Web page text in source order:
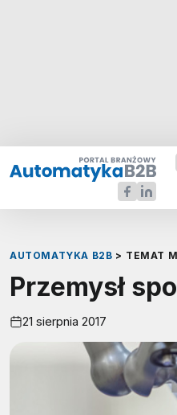
AUTOMATYKA B2B > TEMAT
Przemysł
21 sierpnia 2017